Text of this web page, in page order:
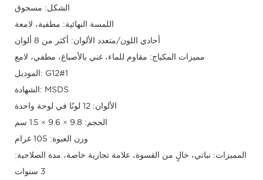
الشكل: مسحوق
اللمسة النهائية: مطفية، لامعة
أحادي اللون/متعدد الألوان: أكثر من 8 ألوان
مميزات المكياج: مقاوم للماء، غني بالأصباغ، مطفي، لامع
الموديل: G12#1
الشهادة: MSDS
الألوان: 12 لونًا في لوحة واحدة
الحجم: 9.8 × 9.6 × 1.5 سم
وزن العبوة: 105 غرام
المميزات: نباتي، خالٍ من القسوة، علامة تجارية خاصة، مدة الصلاحية:
3 سنوات